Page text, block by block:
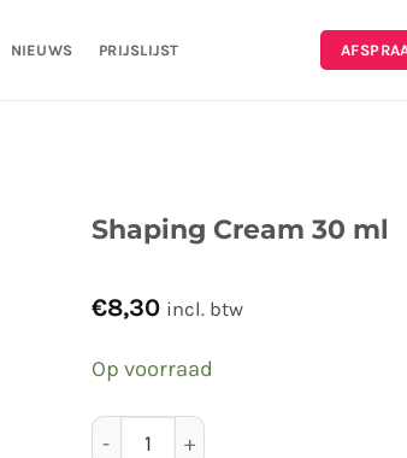
NIEUWS PRIJSLIJST
Shaping Cream 30 ml
€8,30 incl. btw
Op voorraad
Shaping Cream 30 ml aantal